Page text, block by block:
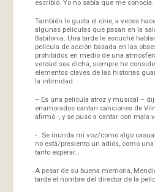
escribió. Yo no sabía que me conocía.
También le gusta el cine, a veces
algunas películas que pasan en la
Babilonia. Una tarde le escuché
película de acción basada en las
prohibidos en medio de una
verdad sea dicha, siempre he
elementos claves de las historias
la intimidad.
– Es una película atroz y musical –
enamorados cantan canciones de
afirmó -, y se puso a cantar con mala
-…Se inunda mi voz/como algo
no está/presiento un adiós, como
tanto esperar…
A pesar de su buena memoria,
tarde el nombre del director de la